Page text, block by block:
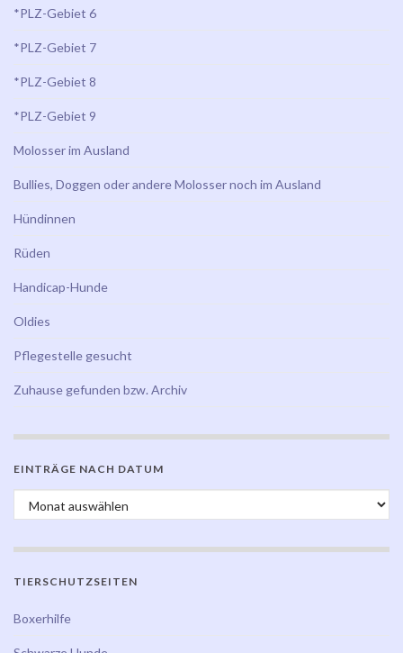
*PLZ-Gebiet 6
*PLZ-Gebiet 7
*PLZ-Gebiet 8
*PLZ-Gebiet 9
Molosser im Ausland
Bullies, Doggen oder andere Molosser noch im Ausland
Hündinnen
Rüden
Handicap-Hunde
Oldies
Pflegestelle gesucht
Zuhause gefunden bzw. Archiv
EINTRÄGE NACH DATUM
Einträge nach Datum
TIERSCHUTZSEITEN
Boxerhilfe